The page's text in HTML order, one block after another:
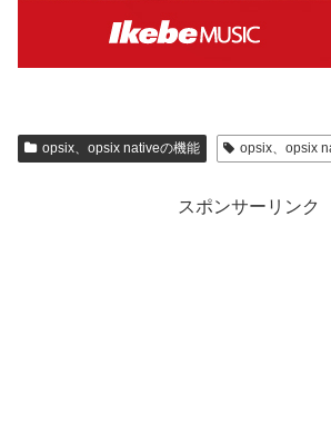
opsix、opsix nativeの機能 opsix、opsix
スポンサーリンク